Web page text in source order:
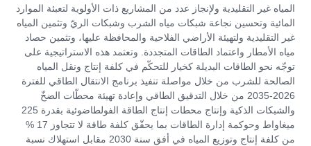
المياه غير التقليدية ولإنجاز عدد من المشاريع ذات الأولوية لتعبئة الموارد
المائية وتحسين نجاعة شبكات مياه الشرب وشبكات الريّ وتثمين المياه
غير التقليدية ولتهيئة الأراضي الفلاحية والمحافظة عليها، وتثمين حصاد
مياه الأمطار واعتماد الطاقات المتجددة. وتعتمد هذه الاستراتيجية على
توجّه نحو الطاقات البديلة كخيار للتحكّم في كلفة إنتاج ونقل المياه
الصالحة للشرب من خلال مواصلة تنفيذ برنامج الانتقال الطاقي للفترة
2026-2035 من خلال التدقيق الطاقي وإعادة تهيئة محطّات الضخّ
والشبكات الذكية وإنتاج محطات إنتاج الطاقة الفولطاضوئية بقدرة 225
ميغاواط وحوكمة إدارة الطاقات بما يحقّق كلفة طاقة لا تتجاوز 17 %
من كلفة إنتاج وتوزيع المياه في أفق سنة 2030 مقابل استهلاك نسبة